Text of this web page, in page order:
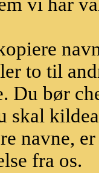
to til
Du bør
skal
navne,
fra os.